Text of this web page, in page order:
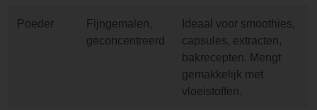
Poeder
Fijngemalen,
geconcentreerd
Ideaal voor smoothies,
capsules, extracten,
bakrecepten. Mengt
gemakkelijk met
vloeistoffen.